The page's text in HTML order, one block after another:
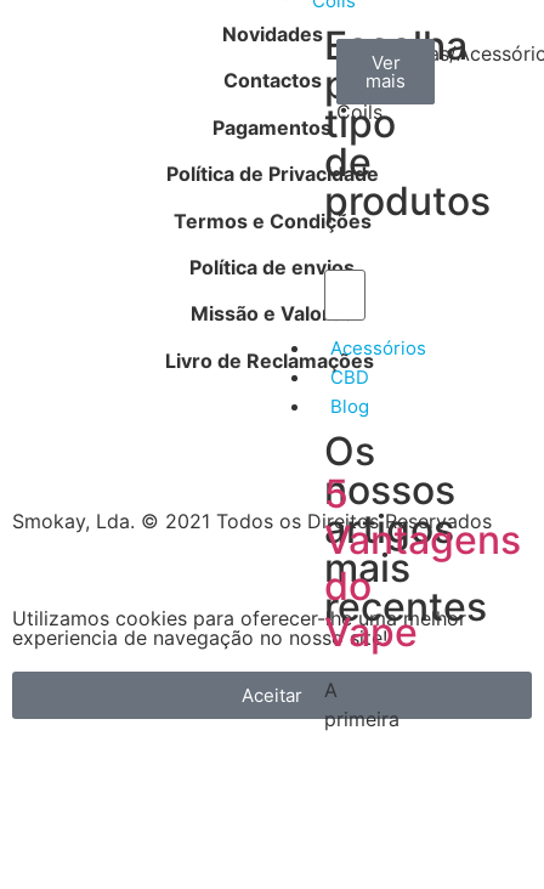
Escolha
por
tipo
de
produtos
Arame
Coils
Ver
mais
Algodão
Ver
mais
Ferramentas/
Ver
mais
Acessórios
CBD
Blog
Os
nossos
artigos
mais
recentes
5
Vantagens
do
Vape
A
primeira
Novidades
Contactos
Pagamentos
Política de Privacidade
Termos e Condições
Política de envios
Missão e Valores
Livro de Reclamações
Smokay, Lda. © 2021 Todos os Direitos Reservados
Utilizamos cookies para oferecer-lhe uma melhor
experiencia de navegação no nosso site!
Aceitar